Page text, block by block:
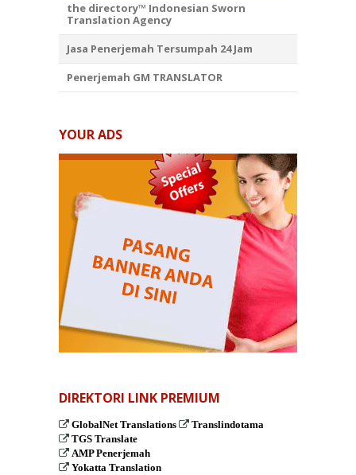
the directory™ Indonesian Sworn
Translation Agency
Jasa Penerjemah Tersumpah 24 Jam
Penerjemah GM TRANSLATOR
YOUR ADS
DIREKTORI LINK PREMIUM
GlobalNet Translations
Translindotama
TGS Translate
AMP Penerjemah
Yokatta Translation